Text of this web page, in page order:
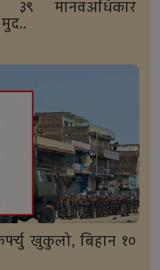
मानवअधिकार
खुकुलो, बिहान १०